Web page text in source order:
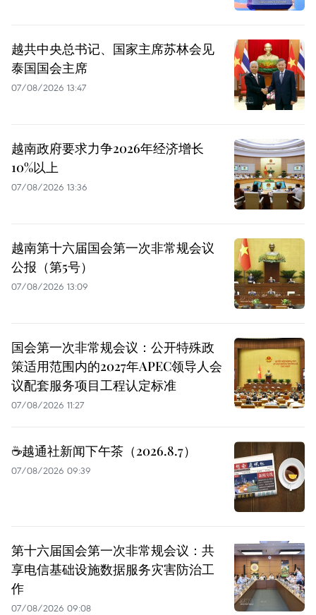
越共中央总书记、国家主席苏林会见
泰国国会主席
07/08/2026 13:47
越南政府要求力争2026年经济增长
10%以上
07/08/2026 13:36
越南第十六届国会第一次非常规会议
公报（第5号）
07/08/2026 13:09
国会第一次非常规会议：公开特殊政
策适用范围内的2027年APEC领导人会
议配套服务项目工程认定标准
07/08/2026 11:27
☕️越通社新闻下午茶（2026.8.7）
07/08/2026 09:39
第十六届国会第一次非常规会议：共
享电信基础设施数据服务灾害防治工
作
07/08/2026 09:08